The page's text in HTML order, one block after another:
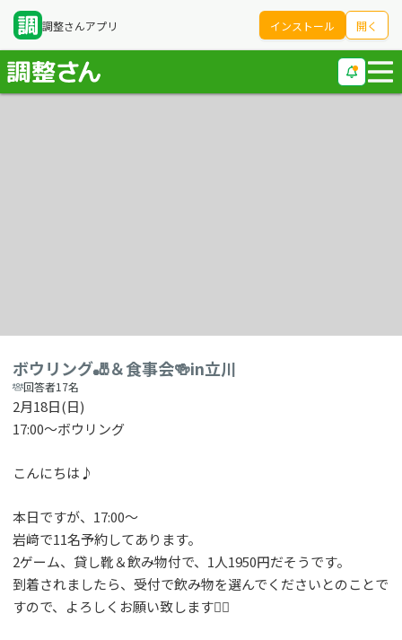
調整さんアプリ インストール 開く
ボウリング🎳＆食事会🍻in立川
回答者17名
2月18日(日)
17:00〜ボウリング
こんにちは♪
本日ですが、17:00〜
岩﨑で11名予約してあります。
2ゲーム、貸し靴＆飲み物付で、1人1950円だそうです。
到着されましたら、受付で飲み物を選んでくださいとのことで
すので、よろしくお願い致します🙇‍♀️